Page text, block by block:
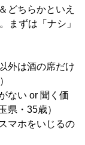
どちらかといえ
まずは「ナシ」
外は酒の席だけ
ない or 聞く価
県・35歳）
マホをいじるの